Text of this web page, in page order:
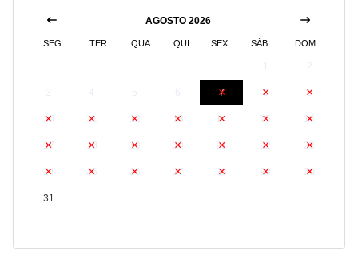
AGOSTO 2026
SEG TER QUA QUI SEX SÁB DOM
7 8 9
10 11 12 13 14 15 16
17 18 19 20 21 22 23
24 25 26 27 28 29 30
31